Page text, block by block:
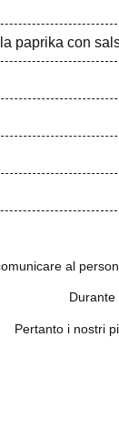
paprika con
al
Pertanto i nostri